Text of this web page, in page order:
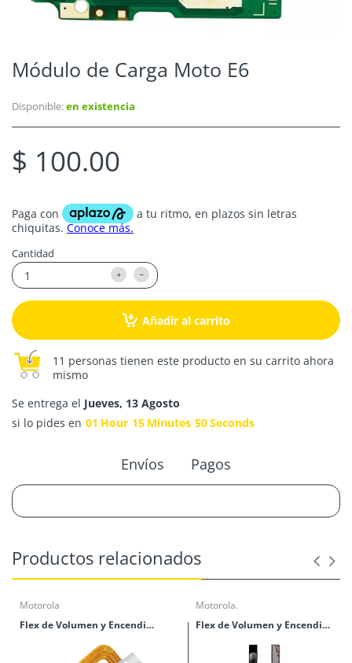
Módulo de Carga Moto E6
Disponible:en existencia
$ 100.00
Cantidad
Añadir al carrito
11 personas tienen este producto en su carrito ahora
mismo
Se entrega el Jueves, 13 Agosto
si lo pides en 01 Hour 15 Minutes 50Seconds
Envíos Pagos
Productos relacionados
Motorola
Flex de Volumen y Encendido Moto Action
Motorola.
Flex de Volumen y Encendido Moto G60